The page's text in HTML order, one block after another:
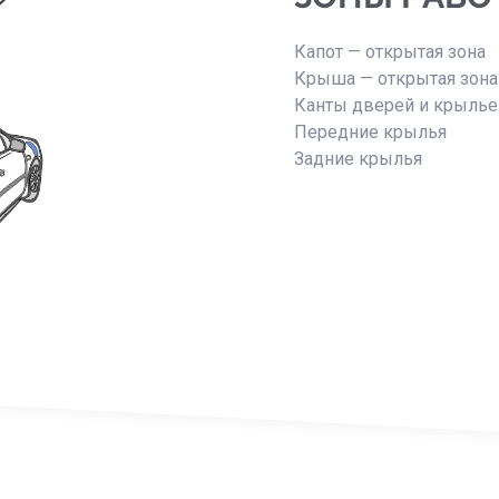
Капот — открытая зона
Крыша — открытая зона
Канты дверей и
Передние крылья
Задние крылья
связь